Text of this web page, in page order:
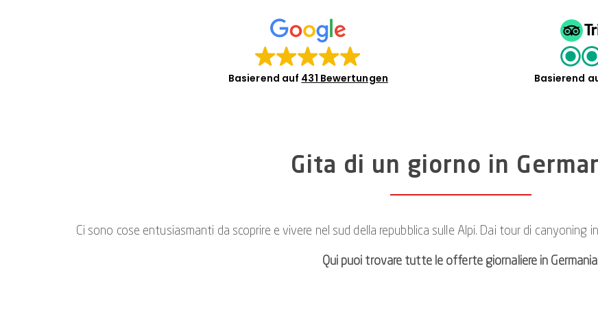
Basierend auf 431 Bewertungen Basierend
Gita di un giorno in
Ci sono cose entusiasmanti da scoprire e vivere nel sud della repubblica sulle Alpi. Dai tour di
Qui puoi trovare tutte le offerte giornaliere in